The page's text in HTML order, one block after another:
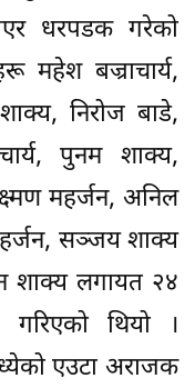
धरपडक गरेको
महेश बज्राचार्य,
निरोज बाडे,
पुनम शाक्य,
महर्जन, अनिल
सञ्जय शाक्य
शाक्य लगायत २४
गरिएको थियो ।
एउटा अराजक